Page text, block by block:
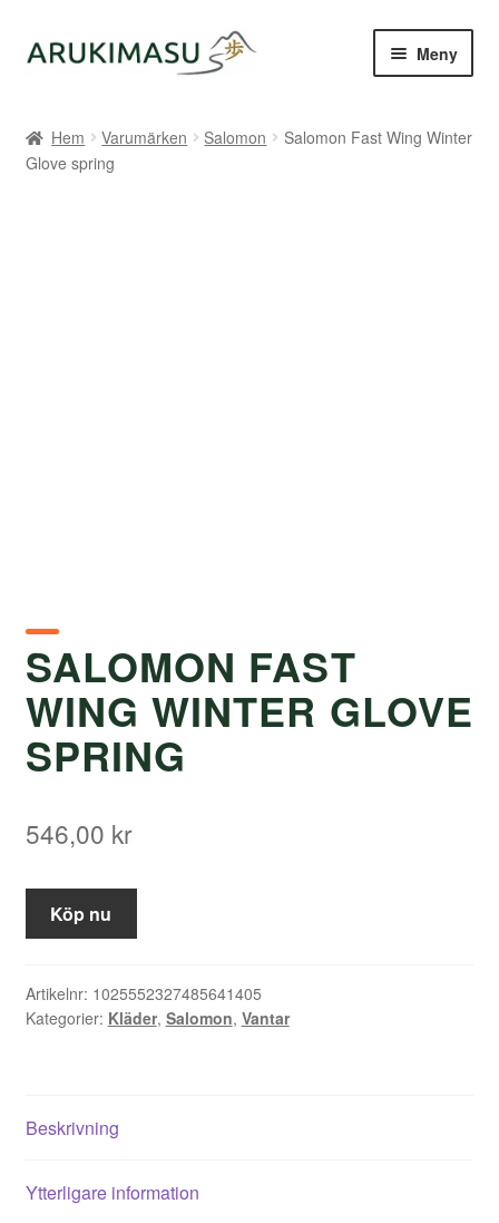
Hoppa
till
Hoppa
till
Meny
Kontakt
Hem Varumärken Salomon
Salomon Fast Wing Winter
Glove spring
SALOMON FAST
WING WINTER GLOVE
SPRING
546,00 kr
Köp nu
Artikelnr: 1025552327485641405
Kategorier: Kläder, Salomon, Vantar
Beskrivning
Ytterligare information